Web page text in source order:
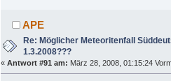
APE
Re: Möglicher Meteoritenfall
1.3.2008???
« Antwort #91 am: März 28, 2008, 01:15:24